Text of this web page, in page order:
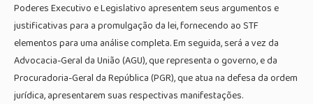
Poderes Executivo e Legislativo apresentem seus argumentos e
justificativas para a promulgação da lei, fornecendo ao STF
elementos para uma análise completa. Em seguida, será a vez da
Advocacia-Geral da União (AGU), que representa o governo, e da
Procuradoria-Geral da República (PGR), que atua na defesa da ordem
jurídica, apresentarem suas respectivas manifestações.